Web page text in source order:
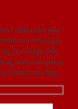
miễn phí qua
tại nhà quý
tin nhập vào
như chỉ phục
khách tại đây.